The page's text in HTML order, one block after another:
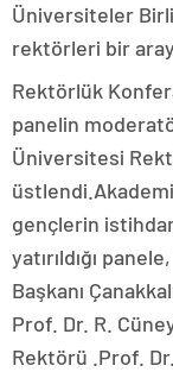
Üniversiteler
rektörleri bir
Rektörlük
panelin
Üniversitesi
gençlerin
yatırıldığı
Başkanı
Prof. Dr. R.
Rektörü .Prof.